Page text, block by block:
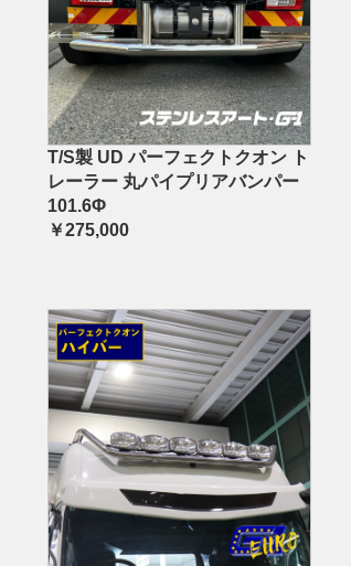
T/S製 UD パーフェクトクオン ト
レーラー 丸パイプリアバンパー
101.6Φ
￥275,000